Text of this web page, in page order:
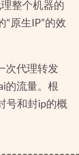
整个机器的
“原生IP”的效
次代理转发
的流量。根
号和封ip的概